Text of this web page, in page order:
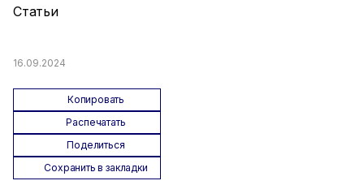
Статьи
16.09.2024
Копировать
Распечатать
Поделиться
Сохранить в закладки